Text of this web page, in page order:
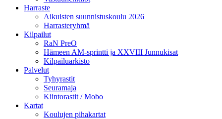
Harraste
Aikuisten suunnistuskoulu 2026
Harrasteryhmä
Kilpailut
RaN PreO
Hämeen AM-sprintti ja XXVIII Junnukisat
Kilpailuarkisto
Palvelut
Tyhyrastit
Seuramaja
Kiintorastit / Mobo
Kartat
Koulujen pihakartat